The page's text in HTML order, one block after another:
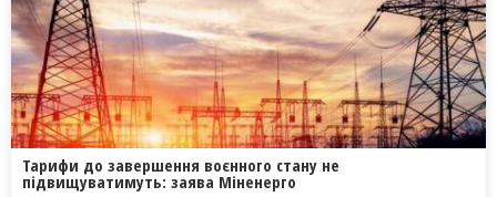
Тарифи до завершення воєнного стану не
підвищуватимуть: заява Міненерго